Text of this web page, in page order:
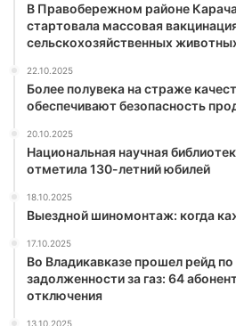
В Правобережном районе
стартовала массовая
сельскохозяйственных
22.10.2025
Более полувека на страже
обеспечивают безопасность
20.10.2025
Национальная научная
отметила 130-летний юбилей
18.10.2025
Выездной шиномонтаж: когда
17.10.2025
Во Владикавказе прошел рейд
задолженности за газ: 64
отключения
13.10.2025